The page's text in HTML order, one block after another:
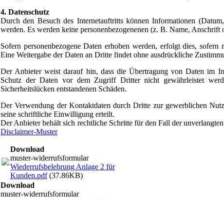
4. Datenschutz
Durch den Besuch des Internetauftritts können Informationen
werden. Es werden keine personenbezogenenen (z. B. Name,
Sofern personenbezogene Daten erhoben werden, erfolgt dies,
Eine Weitergabe der Daten an Dritte findet ohne ausdrückliche
Der Anbieter weist darauf hin, dass die Übertragung von Daten im
Schutz der Daten vor dem Zugriff Dritter nicht gewährleistet
Sicherheitslücken entstandenen Schäden.
Der Verwendung der Kontaktdaten durch Dritte zur gewerblichen
seine schriftliche Einwilligung erteilt.
Der Anbieter behält sich rechtliche Schritte für den Fall der
Disclaimer-Muster
Download
muster-widerrufsformular
Wiederrufsbelehrung Anlage 2 für
Kunden.pdf(37.86KB)
Download
muster-widerrufsformular